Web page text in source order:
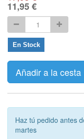
11,95€
En Stock
Añadir a la cesta
Haz tú pedido antes
martes